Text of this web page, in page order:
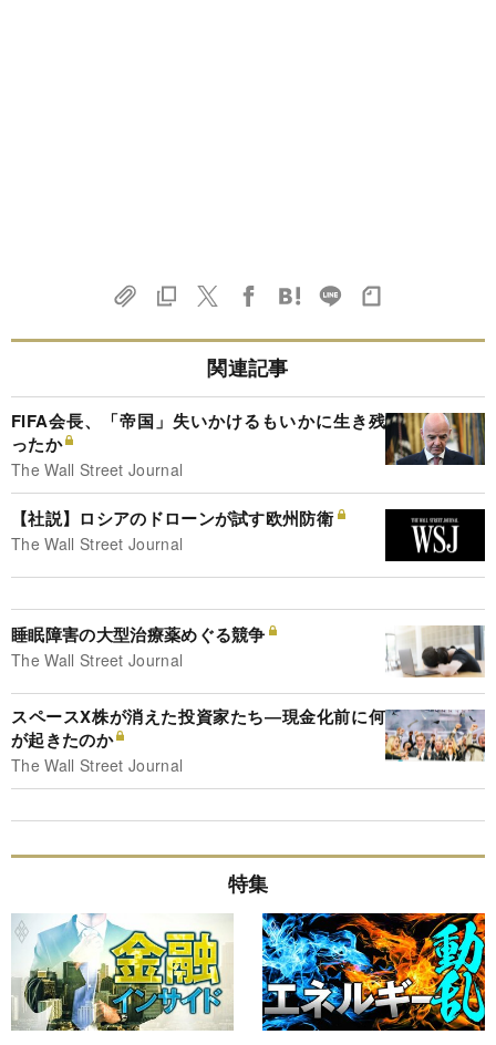
関連記事
FIFA会長、「帝国」失いかけるもいかに生き残
ったか
The Wall Street Journal
【社説】ロシアのドローンが試す欧州防衛
The Wall Street Journal
睡眠障害の大型治療薬めぐる競争
The Wall Street Journal
スペースX株が消えた投資家たち―現金化前に何
が起きたのか
The Wall Street Journal
特集